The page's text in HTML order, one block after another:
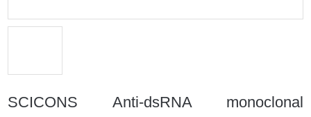
SCICONS Anti-dsRNA monoclonal